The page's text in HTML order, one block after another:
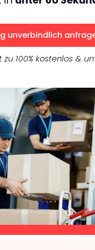
unverbindlich
100% kostenlos &